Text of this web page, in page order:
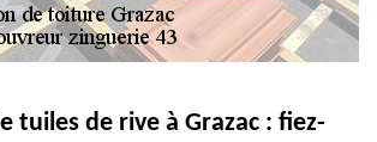
tuiles de rive à Grazac : fiez-